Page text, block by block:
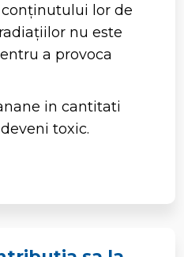
lor de
nu este
a provoca
in cantitati
toxic.